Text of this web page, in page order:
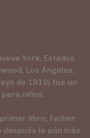
York, Estados
Los Ángeles,
de 1919) fue un
niños.
libro, Father
después la aún más